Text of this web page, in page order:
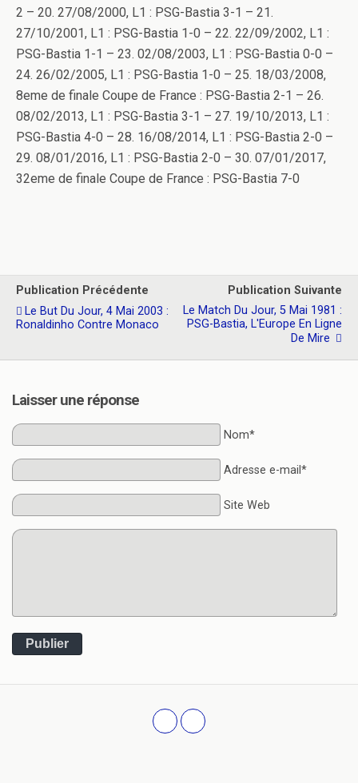
2 – 20. 27/08/2000, L1 : PSG-Bastia 3-1 – 21.
27/10/2001, L1 : PSG-Bastia 1-0 – 22. 22/09/2002, L1 :
PSG-Bastia 1-1 – 23. 02/08/2003, L1 : PSG-Bastia 0-0 –
24. 26/02/2005, L1 : PSG-Bastia 1-0 – 25. 18/03/2008,
8eme de finale Coupe de France : PSG-Bastia 2-1 – 26.
08/02/2013, L1 : PSG-Bastia 3-1 – 27. 19/10/2013, L1 :
PSG-Bastia 4-0 – 28. 16/08/2014, L1 : PSG-Bastia 2-0 –
29. 08/01/2016, L1 : PSG-Bastia 2-0 – 30. 07/01/2017,
32eme de finale Coupe de France : PSG-Bastia 7-0
Publication Précédente
Le But Du Jour, 4 Mai 2003 :
Ronaldinho Contre Monaco
Publication Suivante
Le Match Du Jour, 5 Mai 1981 :
PSG-Bastia, L'Europe En Ligne
De Mire
Laisser une réponse
Nom*
Adresse e-mail*
Site Web
Publier